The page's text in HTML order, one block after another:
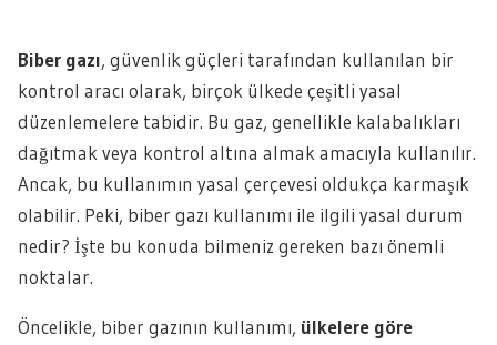
Biber gazı, güvenlik güçleri tarafından kullanılan bir
kontrol aracı olarak, birçok ülkede çeşitli yasal
düzenlemelere tabidir. Bu gaz, genellikle kalabalıkları
dağıtmak veya kontrol altına almak amacıyla kullanılır.
Ancak, bu kullanımın yasal çerçevesi oldukça karmaşık
olabilir. Peki, biber gazı kullanımı ile ilgili yasal durum
nedir? İşte bu konuda bilmeniz gereken bazı önemli
noktalar.
Öncelikle, biber gazının kullanımı, ülkelere göre